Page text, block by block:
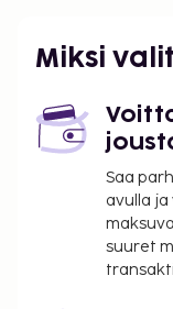
Miksi
Saa
avulla ja
suuret